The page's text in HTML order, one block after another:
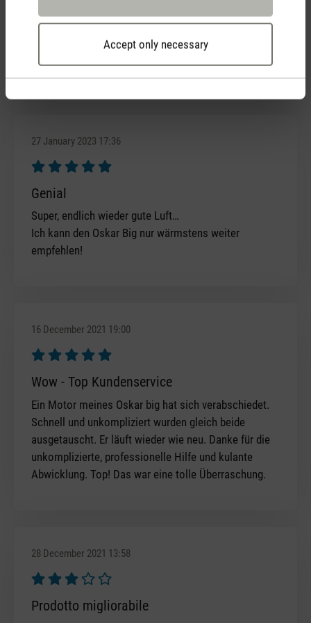
Accept only necessary
Da könnten sich einige Lieferanten ein Beispiel
Herzlichen Dank und freundliche Grüsse E.P.
27 January 2023 17:36
Review with rating of 5 out of 5 stars
Genial
Super, endlich wieder gute Luft…
Ich kann den Oskar Big nur wärmstens weiter
empfehlen!
16 December 2021 19:00
Review with rating of 5 out of 5 stars
Wow - Top Kundenservice
Ein Motor meines Oskar big hat sich verabschiedet.
Schnell und unkompliziert wurden gleich beide
ausgetauscht. Er läuft wieder wie neu. Danke für die
unkomplizierte, professionelle Hilfe und kulante
Abwicklung. Top! Das war eine tolle Überraschung.
28 December 2021 13:58
Review with rating of 3 out of 5 stars
Prodotto migliorabile